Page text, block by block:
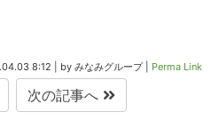
8:12 by みなみグループ| Perma Link
次の記事へ